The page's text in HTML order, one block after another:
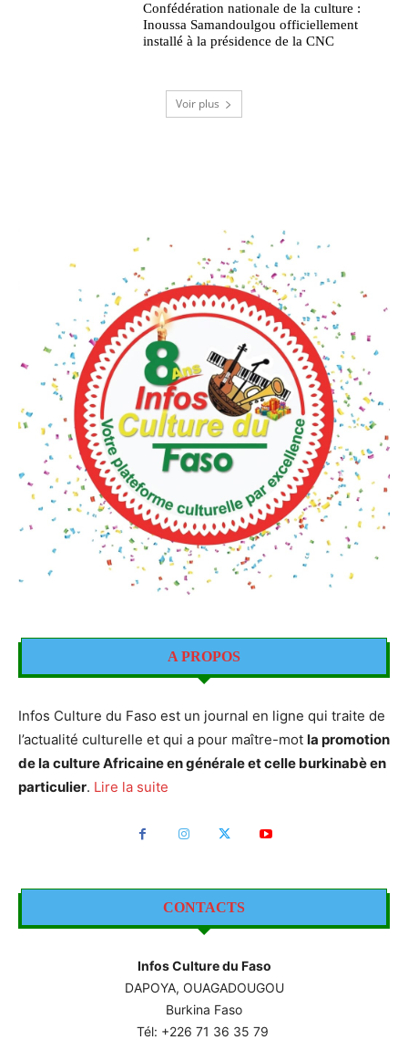
Confédération nationale de la culture :
Inoussa Samandoulgou officiellement
installé à la présidence de la CNC
Voir plus
A PROPOS
Infos Culture du Faso est un journal en ligne qui traite de
l’actualité culturelle et qui a pour maître-mot la promotion
de la culture Africaine en générale et celle burkinabè en
particulier. Lire la suite
CONTACTS
Infos Culture du Faso
DAPOYA, OUAGADOUGOU
Burkina Faso
Tél: +226 71 36 35 79